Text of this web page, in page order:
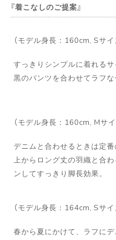
着こなしのご提案
（モデル身長：160cm, Sサイ
すっきりシンプルに着れるサ
黒のパンツを合わせてラフな
（モデル身長：160cm, Mサイ
デニムと合わせるときは定番
上からロング丈の羽織と合
ンしてすっきり脚長効果。
（モデル身長：164cm, Sサイ
春から夏にかけて、ラフに